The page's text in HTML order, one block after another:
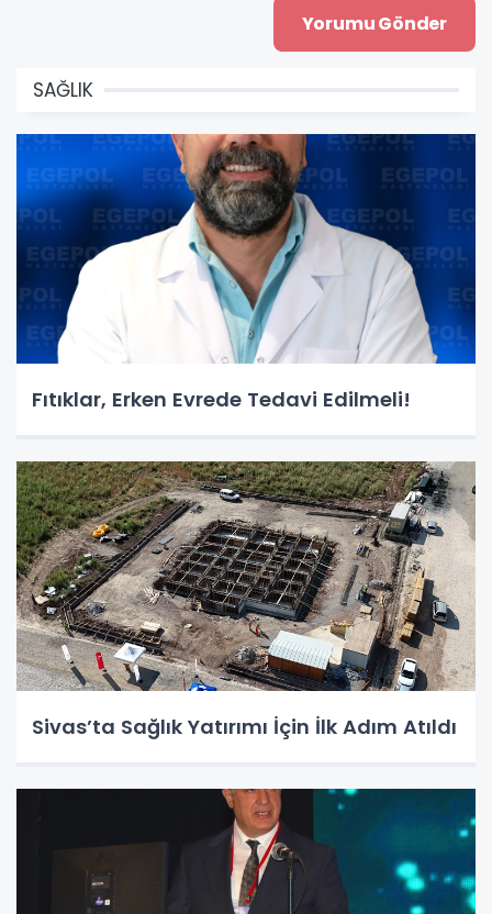
SAĞLIK
Fıtıklar, Erken Evrede Tedavi Edilmeli!
Sivas’ta Sağlık Yatırımı İçin İlk Adım Atıldı